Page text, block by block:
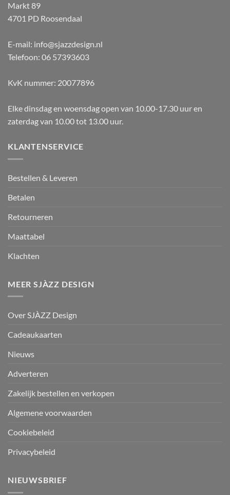
Markt 89
4701 PD Roosendaal
E-mail: info@sjazzdesign.nl
Telefoon: 06 57393603
KvK nummer: 20077896
Elke dinsdag en woensdag open van 10.00-17.30 uur en
zaterdag van 10.00 tot 13.00 uur.
KLANTENSERVICE
Bestellen & Leveren
Betalen
Retourneren
Maattabel
Klachten
MEER SJÀZZ DESIGN
Over SJÀZZ Design
Cadeaukaarten
Nieuws
Adverteren
Zakelijk bestellen en verkopen
Algemene voorwaarden
Cookiebeleid
Privacybeleid
NIEUWSBRIEF